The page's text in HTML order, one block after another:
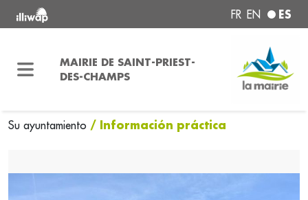
FR EN ES
MAIRIE DE SAINT-PRIEST-
DES-CHAMPS
Su ayuntamiento / Información práctica